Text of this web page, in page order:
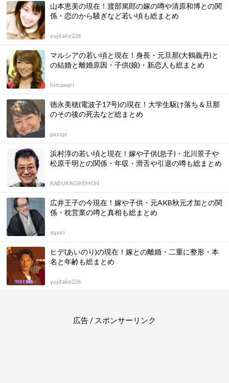
山本恵美の現在！渡部篤郎の嫁の噂や清原和博との関
係・恋のから騒ぎなど若い頃も総まとめ
yujitake226
マルシアの若い頃と現在！身長・元旦那(大鶴義丹)と
の結婚と離婚原因・子供(娘)・新恋人も総まとめ
himawari
徳永美穂(電波子17号)の現在！大学生駆け落ち＆旦那
のその後の死去など総まとめ
passpi
浜村淳の若い頃と現在！嫁や子供(息子)・北川景子や
松原千明との関係・年収・滑舌や引退の噂も総まとめ
KABURAGIREMON
広井王子の今現在！嫁や子供・元AKB秋元才加との関
係・枕営業の噂と真相も総まとめ
mpori
ヒデ(あいのり)の現在！嫁との離婚・二重に整形・本
名と年齢も総まとめ
yujitake226
広告 / スポンサーリンク